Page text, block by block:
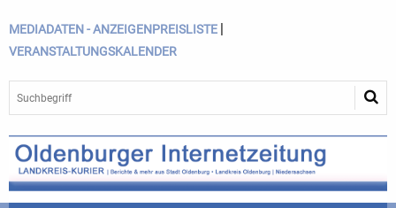
MEDIADATEN - ANZEIGENPREISLISTE |
VERANSTALTUNGSKALENDER